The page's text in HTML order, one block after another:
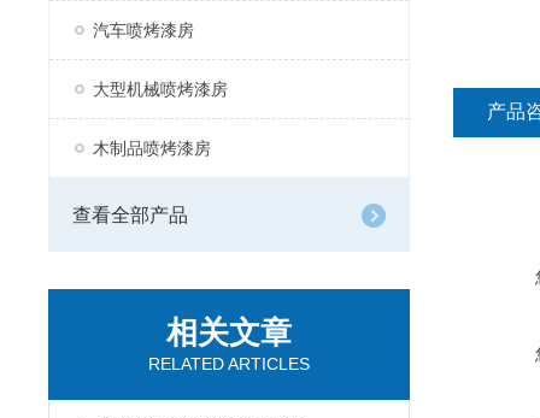
汽车喷烤漆房
大型机械喷烤漆房
木制品喷烤漆房
查看全部产品
相关文章
RELATED ARTICLES
产品